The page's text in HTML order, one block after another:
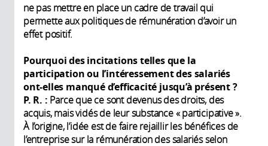
ne pas mettre en place un cadre de travail qui
permette aux politiques de rémunération d’avoir un
effet positif.
Pourquoi des incitations telles que la
participation ou l’intéressement des salariés
ont-elles manqué d’efficacité jusqu’à présent ?
P. R. : Parce que ce sont devenus des droits, des
acquis, mais vidés de leur substance « participative ».
À l’origine, l’idée est de faire rejaillir les bénéfices de
l’entreprise sur la rémunération des salariés selon